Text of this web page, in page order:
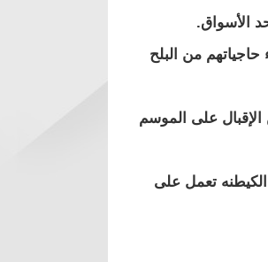
الأسواق.
حاجياتهم من البلح
على الموسم
تعمل على